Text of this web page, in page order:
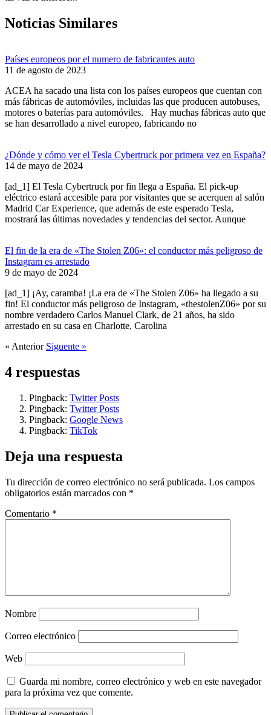
Noticias Similares
Países europeos por el numero de fabricantes auto
11 de agosto de 2023
ACEA ha sacado una lista con los países europeos que cuentan con
más fábricas de automóviles, incluidas las que producen autobuses,
motores o baterías para automóviles. Hay muchas fábricas auto que
se han desarrollado a nivel europeo, fabricando no
¿Dónde y cómo ver el Tesla Cybertruck por primera vez en España?
14 de mayo de 2024
[ad_1] El Tesla Cybertruck por fin llega a España. El pick-up
eléctrico estará accesible para por visitantes que se acerquen al salón
Madrid Car Experience, que además de este esperado Tesla,
mostrará las últimas novedades y tendencias del sector. Aunque
El fin de la era de «The Stolen Z06»: el conductor más peligroso de
Instagram es arrestado
9 de mayo de 2024
[ad_1] ¡Ay, caramba! ¡La era de «The Stolen Z06» ha llegado a su
fin! El conductor más peligroso de Instagram, «thestolenZ06» por su
nombre verdadero Carlos Manuel Clark, de 21 años, ha sido
arrestado en su casa en Charlotte, Carolina
« Anterior Siguente »
4 respuestas
Pingback: Twitter Posts
Pingback: Twitter Posts
Pingback: Google News
Pingback: TikTok
Deja una respuesta
Tu dirección de correo electrónico no será publicada. Los campos
obligatorios están marcados con *
Comentario *
Nombre
Correo electrónico
Web
Guarda mi nombre, correo electrónico y web en este navegador
para la próxima vez que comente.